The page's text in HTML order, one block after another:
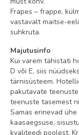
Frapes – frappe,
vastavalt maitse-
suhkruta.
Majutusinfo
Kui varem tähistati
D või E, siis
tärnisüsteem.
pakutavate
teenuste tasemest
Samas erinevad
kaasaegsuse,
kvaliteedi poolest.